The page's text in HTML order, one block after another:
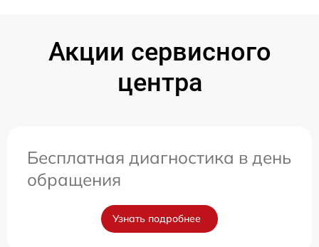
Акции сервисного
центра
Бесплатная диагностика в день
обращения
Узнать подробнее